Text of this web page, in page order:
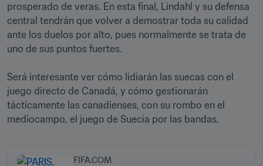
prosperado de veras. En esta final, Lindahl y su defensa
central tendrán que volver a demostrar toda su calidad
ante los duelos por alto, pues normalmente se trata de
uno de sus puntos fuertes.
Será interesante ver cómo lidiarán las suecas con el
juego directo de Canadá, y cómo gestionarán
tácticamente las canadienses, con su rombo en el
mediocampo, el juego de Suecia por las bandas.
FIFA.COM